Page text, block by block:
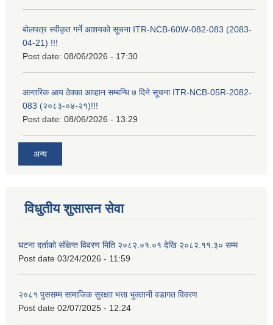
बोलपत्र स्वीकृत गर्ने आशयको सूचना ITR-NCB-60W-082-083 (2083-
04-21) !!!
Post date: 08/06/2026 - 17:30
आन्तरिक आय ठेक्का आव्हान सम्बन्धि ७ दिने सूचना ITR-NCB-05R-2082-
083 (२०८३-०४-२१)!!!
Post date: 08/06/2026 - 13:29
अन्य
विधुतीय शुसासन सेवा
घटना दर्ताको संक्षिप्त विवरण मिति २०८२.०१.०१ देखि २०८२.११.३० सम्म
Post date 03/24/2026 - 11:59
२०८१ पुससम्म सामाजिक सुरक्षाा भत्ता भुक्तानी वडागत विवरण
Post date 02/07/2025 - 12:24